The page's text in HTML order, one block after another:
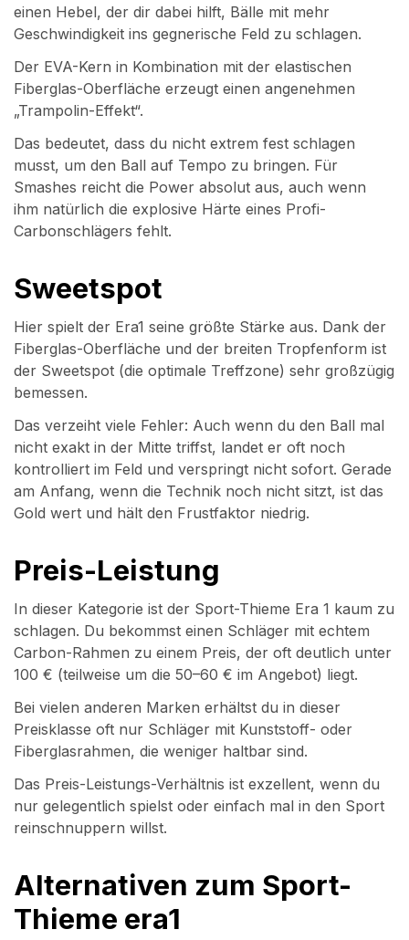
einen Hebel, der dir dabei hilft, Bälle mit mehr
Geschwindigkeit ins gegnerische Feld zu schlagen.
Der EVA-Kern in Kombination mit der elastischen
Fiberglas-Oberfläche erzeugt einen angenehmen
„Trampolin-Effekt“.
Das bedeutet, dass du nicht extrem fest schlagen
musst, um den Ball auf Tempo zu bringen. Für
Smashes reicht die Power absolut aus, auch wenn
ihm natürlich die explosive Härte eines Profi-
Carbonschlägers fehlt.
Sweetspot
Hier spielt der Era1 seine größte Stärke aus. Dank der
Fiberglas-Oberfläche und der breiten Tropfenform ist
der Sweetspot (die optimale Treffzone) sehr großzügig
bemessen.
Das verzeiht viele Fehler: Auch wenn du den Ball mal
nicht exakt in der Mitte triffst, landet er oft noch
kontrolliert im Feld und verspringt nicht sofort. Gerade
am Anfang, wenn die Technik noch nicht sitzt, ist das
Gold wert und hält den Frustfaktor niedrig.
Preis-Leistung
In dieser Kategorie ist der Sport-Thieme Era 1 kaum zu
schlagen. Du bekommst einen Schläger mit echtem
Carbon-Rahmen zu einem Preis, der oft deutlich unter
100 € (teilweise um die 50–60 € im Angebot) liegt.
Bei vielen anderen Marken erhältst du in dieser
Preisklasse oft nur Schläger mit Kunststoff- oder
Fiberglasrahmen, die weniger haltbar sind.
Das Preis-Leistungs-Verhältnis ist exzellent, wenn du
nur gelegentlich spielst oder einfach mal in den Sport
reinschnuppern willst.
Alternativen zum Sport-
Thieme era1